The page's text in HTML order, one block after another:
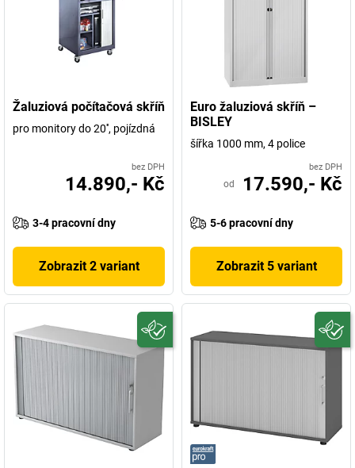
Žaluziová počítačová skříň
pro monitory do 20'', pojízdná
bez DPH
14.890,- Kč
3-4 pracovní dny
Zobrazit 2 variant
Euro žaluziová skříň –
BISLEY
šířka 1000 mm, 4 police
bez DPH
od 17.590,- Kč
5-6 pracovní dny
Zobrazit 5 variant